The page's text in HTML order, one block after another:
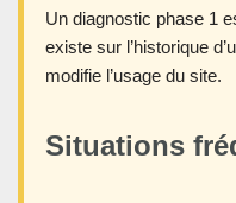
Un diagnostic phase 1
existe sur l’historique
modifie l’usage du site.
Situations